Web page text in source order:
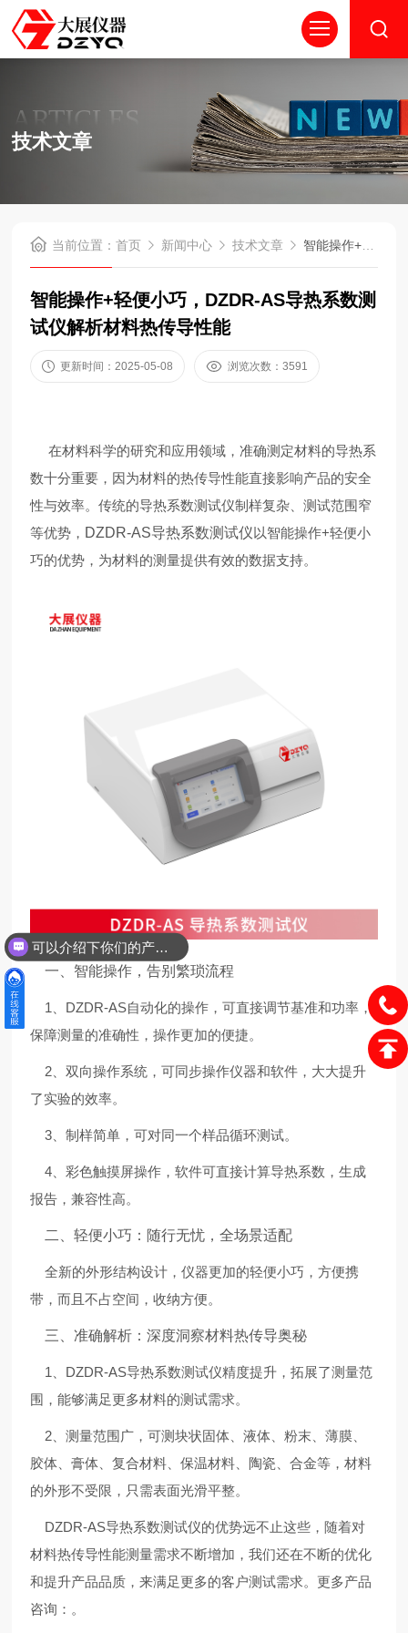
ARTICLES
技术文章
当前位置：首页 新闻中心 技术文章 智能操作+轻便小巧，DZDR-AS导热系数测试仪解析材料热传导性能
智能操作+轻便小巧，DZDR-AS导热系数测
试仪解析材料热传导性能
更新时间：2025-05-08 浏览次数：3591
在材料科学的研究和应用领域，准确测定材料的导热系
数十分重要，因为材料的热传导性能直接影响产品的安全
性与效率。传统的导热系数测试仪制样复杂、测试范围窄
等优势， DZDR-AS导热系数测试仪以智能操作+轻便小
巧的优势，为材料的测量提供有效的数据支持。
一、智能操作，告别繁琐流程
1、DZDR-AS自动化的操作，可直接调节基准和功率，
保障测量的准确性，操作更加的便捷。
2、双向操作系统，可同步操作仪器和软件，大大提升
了实验的效率。
3、制样简单，可对同一个样品循环测试。
4、彩色触摸屏操作，软件可直接计算导热系数，生成
报告，兼容性高。
二、轻便小巧：随行无忧，全场景适配
全新的外形结构设计，仪器更加的轻便小巧，方便携
带，而且不占空间，收纳方便。
三、准确解析：深度洞察材料热传导奥秘
1、DZDR-AS导热系数测试仪精度提升，拓展了测量范
围，能够满足更多材料的测试需求。
2、测量范围广，可测块状固体、液体、粉末、薄膜、
胶体、膏体、复合材料、保温材料、陶瓷、合金等，材料
的外形不受限，只需表面光滑平整。
DZDR-AS导热系数测试仪的优势远不止这些，随着对
材料热传导性能测量需求不断增加，我们还在不断的优化
和提升产品品质，来满足更多的客户测试需求。更多产品
咨询： 。